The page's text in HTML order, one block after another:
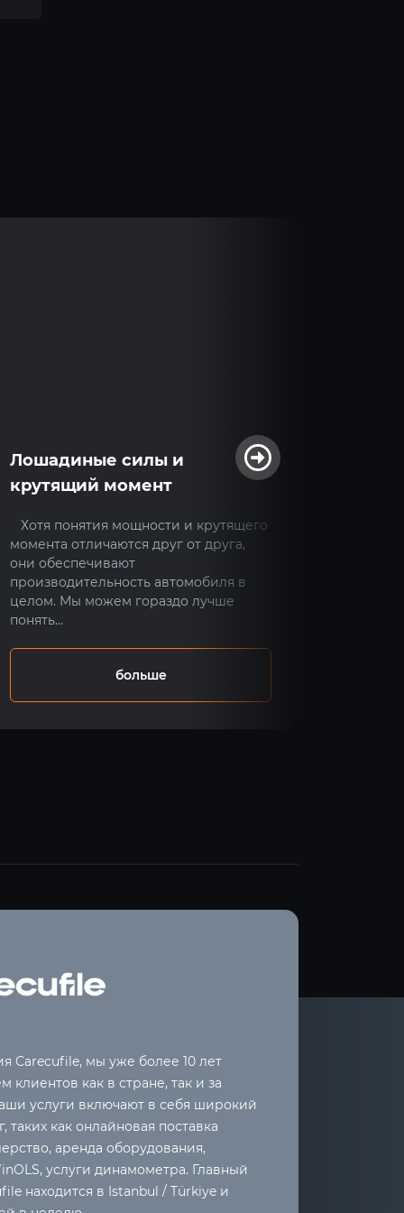
Лошадиные силы и
крутящий момент
Хотя понятия мощности и крутящего
момента отличаются друг от друга,
они обеспечивают
производительность автомобиля в
целом. Мы можем гораздо лучше
понять...
больше
Carecufile, мы уже более 10 лет
клиентов как в стране, так и за
услуги включают в себя широкий
таких как онлайновая поставка
аренда оборудования,
услуги динамометра. Главный
находится в Istanbul / Türkiye и